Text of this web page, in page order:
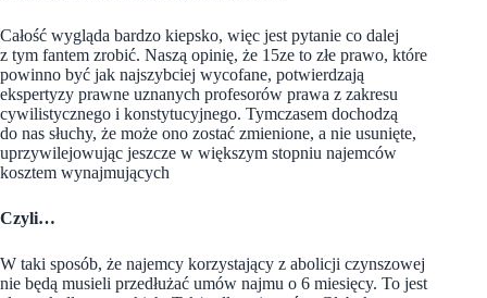
Całość wygląda bardzo kiepsko, więc jest pytanie co dalej
z tym fantem zrobić. Naszą opinię, że 15ze to złe prawo, które
powinno być jak najszybciej wycofane, potwierdzają
ekspertyzy prawne uznanych profesorów prawa z zakresu
cywilistycznego i konstytucyjnego. Tymczasem dochodzą
do nas słuchy, że może ono zostać zmienione, a nie usunięte,
uprzywilejowując jeszcze w większym stopniu najemców
kosztem wynajmujących
Czyli…
W taki sposób, że najemcy korzystający z abolicji czynszowej
nie będą musieli przedłużać umów najmu o 6 miesięcy. To jest